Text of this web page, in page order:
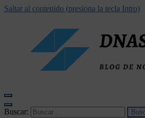
Saltar al contenido (presiona la tecla Intro)
Buscar: